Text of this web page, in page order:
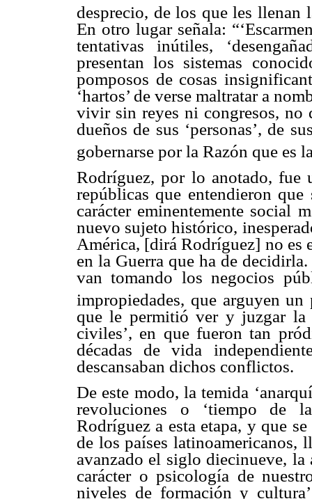
desprecio, de los que les llenan
En otro lugar señala:
tentativas inútiles,
presentan los sistemas
pomposos de cosas
‘hartos’ de verse maltratar a
vivir sin reyes ni congresos, no
dueños de sus ‘personas’, de
gobernarse por la Razón que es
Rodríguez, por lo anotado, fue
repúblicas que entendieron
carácter eminentemente social
nuevo sujeto histórico,
América, [dirá Rodríguez] no es
en la Guerra que ha de
van tomando los negocios
impropiedades, que arguyen
que le permitió ver y juzgar la
civiles’, en que fueron tan
décadas de vida
descansaban dichos conflictos.
De este modo, la temida
revoluciones o ‘tiempo de
Rodríguez a esta etapa, y que
de los países latinoamericanos,
avanzado el siglo diecinueve,
carácter o psicología de
niveles de formación y